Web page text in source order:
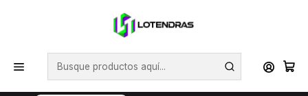
💥 ¡Compra HOY y retira GRATIS en tienda! 🏪🚀 Además,
aprovecha cientos de productos con Despacho Gratis 🛒📦
¡No dejes pasar esta oportunidad! 🔥
Inicio Componentes Pc Memorias
Memoria Ram Pc
Memoria RAM DDR4 16GB 2666MHz Kingston DIMM,